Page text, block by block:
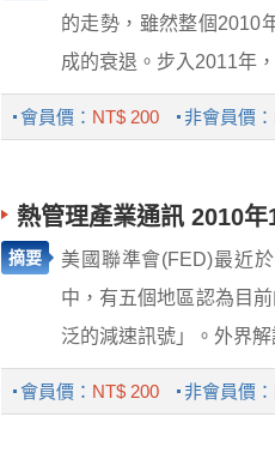
的走勢，雖然整個2010
成的衰退。步入2011年
會員價： NT$ 200 非會員價：
熱管理產業通訊 2010年
摘要
美國聯準會(FED)最近
中，有五個地區認為目
泛的減速訊號」。外界
會員價： NT$ 200 非會員價：